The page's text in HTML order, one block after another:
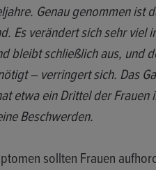
Genau genommen ist
Es verändert sich sehr
bleibt schließlich aus, und
– verringert sich. Das
etwa ein Drittel der
Beschwerden.
sollten Frauen